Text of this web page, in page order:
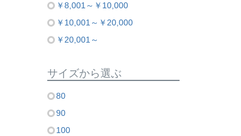
￥8,001～￥10,000
￥10,001～￥20,000
￥20,001～
サイズから選ぶ
80
90
100